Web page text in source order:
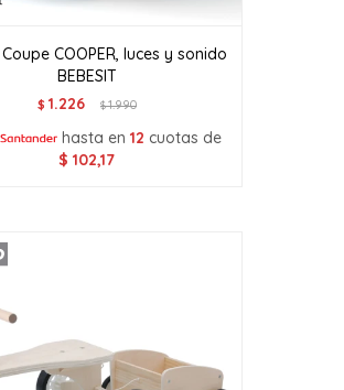
COOPER, luces y sonido
BEBESIT
$ 1.226 $1.990
hasta en12 cuotas de
$ 102,17